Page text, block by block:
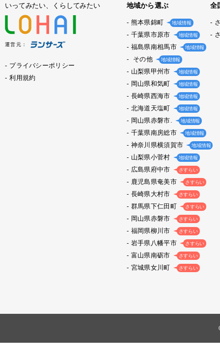
いってみたい、くらしてみたい
運営元：
プライバシーポリシー
利用規約
地域から選ぶ
熊本県錦町 地域情報
千葉県市原市 地域情報
福島県南相馬市 地域情報
その他 地域情報
山梨県甲州市 地域情報
岡山県和気町 地域情報
長崎県西海市 地域情報
北海道天塩町 地域情報
岡山県赤磐市. 地域情報
千葉県南房総市 地域情報
神奈川県横須賀市 地域情報
山梨県小菅村 地域情報
広島県府中市 さすらい
鹿児島県奄美市 さすらい
長崎県大村市 さすらい
群馬県下仁田町 さすらい
岡山県赤磐市 さすらい
福岡県柳川市 さすらい
岩手県八幡平市 さすらい
富山県南砺市 さすらい
宮城県女川町 さすらい
全